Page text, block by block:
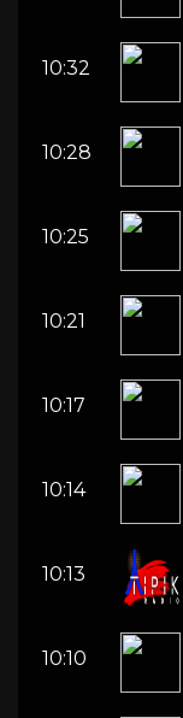
10:32
10:28
10:25
10:21
10:17
10:14
10:13
10:10